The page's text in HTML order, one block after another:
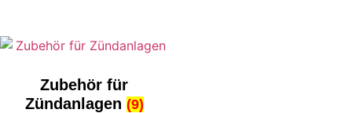
Zubehör für
Zündanlagen (9)